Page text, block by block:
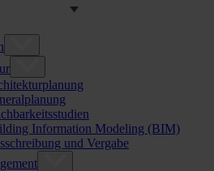
Information Modeling (BIM)
und Vergabe